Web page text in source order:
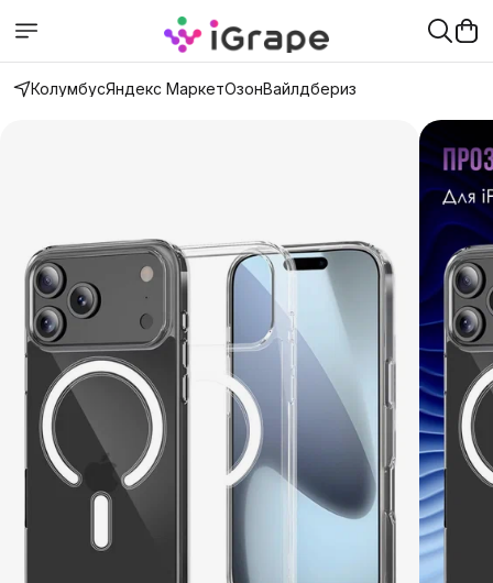
КолумбусЯндекс МаркетОзонВайлдбериз